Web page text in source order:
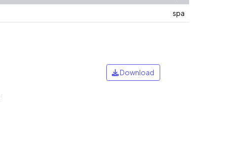
spa
Download